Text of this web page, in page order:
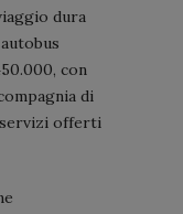
dura
con
di
servizi offerti